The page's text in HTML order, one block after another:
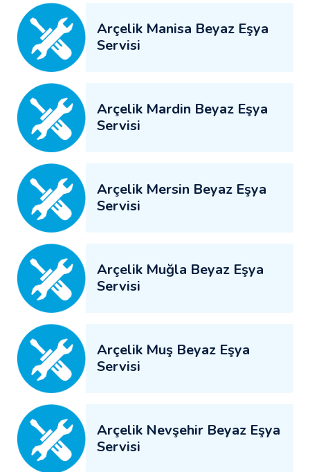
Arçelik Manisa Beyaz Eşya
Servisi
Arçelik Mardin Beyaz Eşya
Servisi
Arçelik Mersin Beyaz Eşya
Servisi
Arçelik Muğla Beyaz Eşya
Servisi
Arçelik Muş Beyaz Eşya
Servisi
Arçelik Nevşehir Beyaz Eşya
Servisi